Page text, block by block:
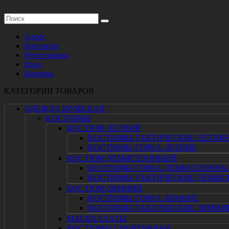
Адрес
Контакты
Регистрация
Вход
Корзина
КАТЕГОРИИ ТОВАРОВ
ОДЕЖДА МУЖСКАЯ
КОСТЮМЫ
КОСТЮМ ЛЕТНИЙ
КОСТЮМЫ ТАКТИЧЕСКИЕ
КОСТЮМЫ ГОРКА ЛЕТНИЕ
КОСТЮМ ДЕМИСЕЗОННЫЙ
КОСТЮМЫ ГОРКА
КОСТЮМЫ ТАКТИЧЕСКИЕ
КОСТЮМ ЗИМНИЙ
КОСТЮМЫ ГОРКА ЗИМНИЕ
КОСТЮМЫ ТАКТИЧЕСКИЕ
МАСКХАЛАТЫ